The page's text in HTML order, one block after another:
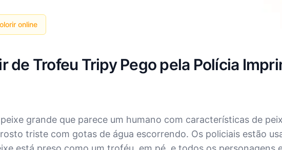
online
de Trofeu Tripy Pego pela Polícia
grande que parece um humano com características de
triste com gotas de água escorrendo. Os policiais estão